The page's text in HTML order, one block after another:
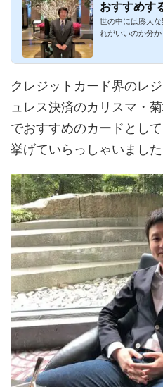
おすすめす
世の中には膨大
れがいいのか分
クレジットカード界のレ
ュレス決済のカリスマ・
でおすすめのカードとし
挙げていらっしゃいました